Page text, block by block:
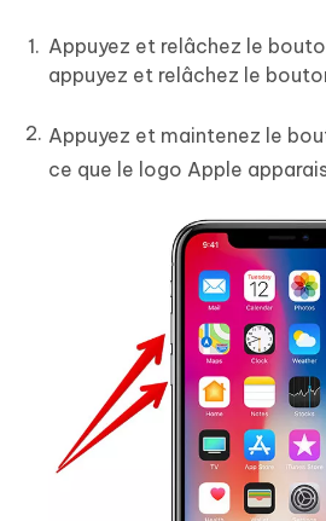
Appuyez et relâchez le
appuyez et relâchez le
Appuyez et maintenez le
ce que le logo Apple